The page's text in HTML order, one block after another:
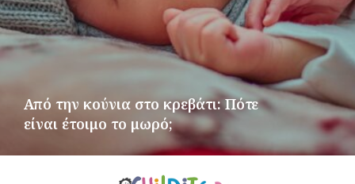
Από την κούνια στο κρεβάτι: Πότε
είναι έτοιμο το μωρό;